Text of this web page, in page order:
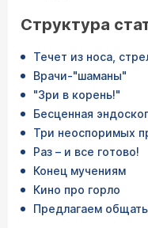
Структура
Течет из носа,
Врачи-"шаманы"
"Зри в корень!"
Бесценная
Три неоспоримых
Раз – и все готово!
Конец мучениям
Кино про горло
Предлагаем